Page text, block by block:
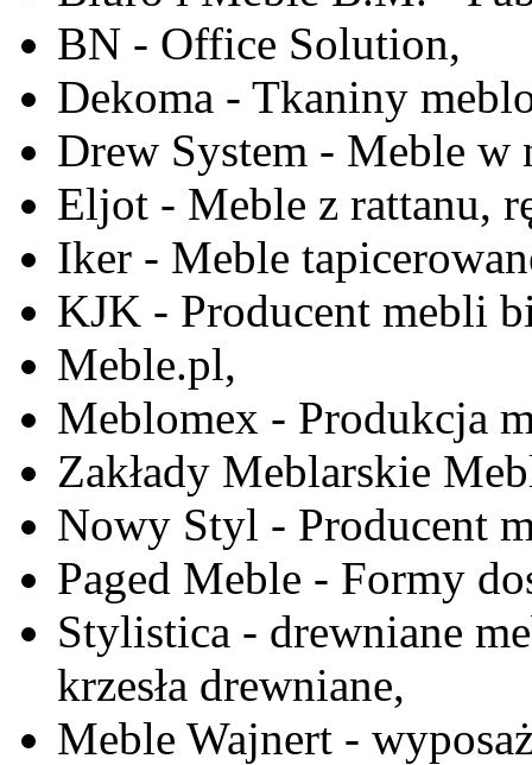
BN - Office Solution,
Dekoma - Tkaniny
Drew System - Meble w
Eljot - Meble z rattanu,
Iker - Meble
KJK - Producent mebli
Meble.pl,
Meblomex - Produkcja
Zakłady Meblarskie
Nowy Styl - Producent
Paged Meble - Formy
Stylistica - drewniane
krzesła drewniane,
Meble Wajnert -